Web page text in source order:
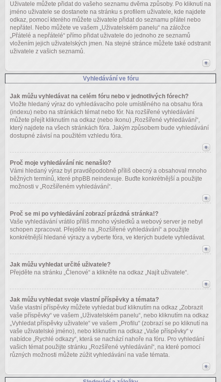
Uživatele můžete přidat do vašeho seznamu dvěma způsoby. Po kliknutí na
jméno uživatele se dostanete na stránku s profilem uživatele, kde najdete
odkaz, pomocí kterého můžete uživatele přidat do seznamu přátel nebo
nepřátel. Nebo můžete ve vašem „Uživatelském panelu“ na záložce
„Přátelé a nepřátelé“ přímo přidat uživatele do jednoho ze seznamů
vložením jejich uživatelských jmen. Na stejné stránce můžete také odstranit
uživatele z vašich seznamů.
Vyhledávání ve fóru
Jak můžu vyhledávat na celém fóru nebo v jednotlivých fórech?
Vložte hledaný výraz do vyhledávacího pole umístěného na obsahu fóra
(indexu) nebo na stránkách témat nebo fór. Na rozšířené vyhledávání
můžete přejít kliknutím na odkaz (nebo ikonu) „Rozšířené vyhledávání“,
který najdete na všech stránkách fóra. Jakým způsobem bude vyhledávání
dostupné závisí na použitém vzhledu fóra.
Proč moje vyhledávání nic nenašlo?
Vámi hledaný výraz byl pravděpodobně příliš obecný a obsahoval mnoho
běžných termínů, které phpBB neindexuje. Buďte konkrétnější a použijte
možnosti v „Rozšířeném vyhledávání“.
Proč se mi po vyhledávání zobrazí prázdná stránka!?
Vaše vyhledávání vrátilo příliš mnoho výsledků a webový server je nebyl
schopen zpracovat. Přejděte na „Rozšířené vyhledávání“ a použijte
konkrétnější hledané výrazy a vyberte fóra, ve kterých budete vyhledávat.
Jak můžu vyhledat určité uživatele?
Přejděte na stránku „Členové“ a klikněte na odkaz „Najít uživatele“.
Jak můžu vyhledat svoje vlastní příspěvky a témata?
Vaše vlastní příspěvky můžete vyhledat buď kliknutím na odkaz „Zobrazit
vaše příspěvky“ ve vašem „Uživatelském panelu“, nebo kliknutím na odkaz
„Vyhledat příspěvky uživatele“ ve vašem „Profilu“ (zobrazí se po kliknutí na
vaše uživatelské jméno), nebo kliknutím na odkaz „Vaše příspěvky“ v
nabídce „Rychlé odkazy“, která se nachází nahoře na fóru. Pro vyhledání
vašich témat použijte stránku „Rozšířené vyhledávání“, na které pomocí
různých možnosti můžete zúžit vyhledávání na vaše témata.